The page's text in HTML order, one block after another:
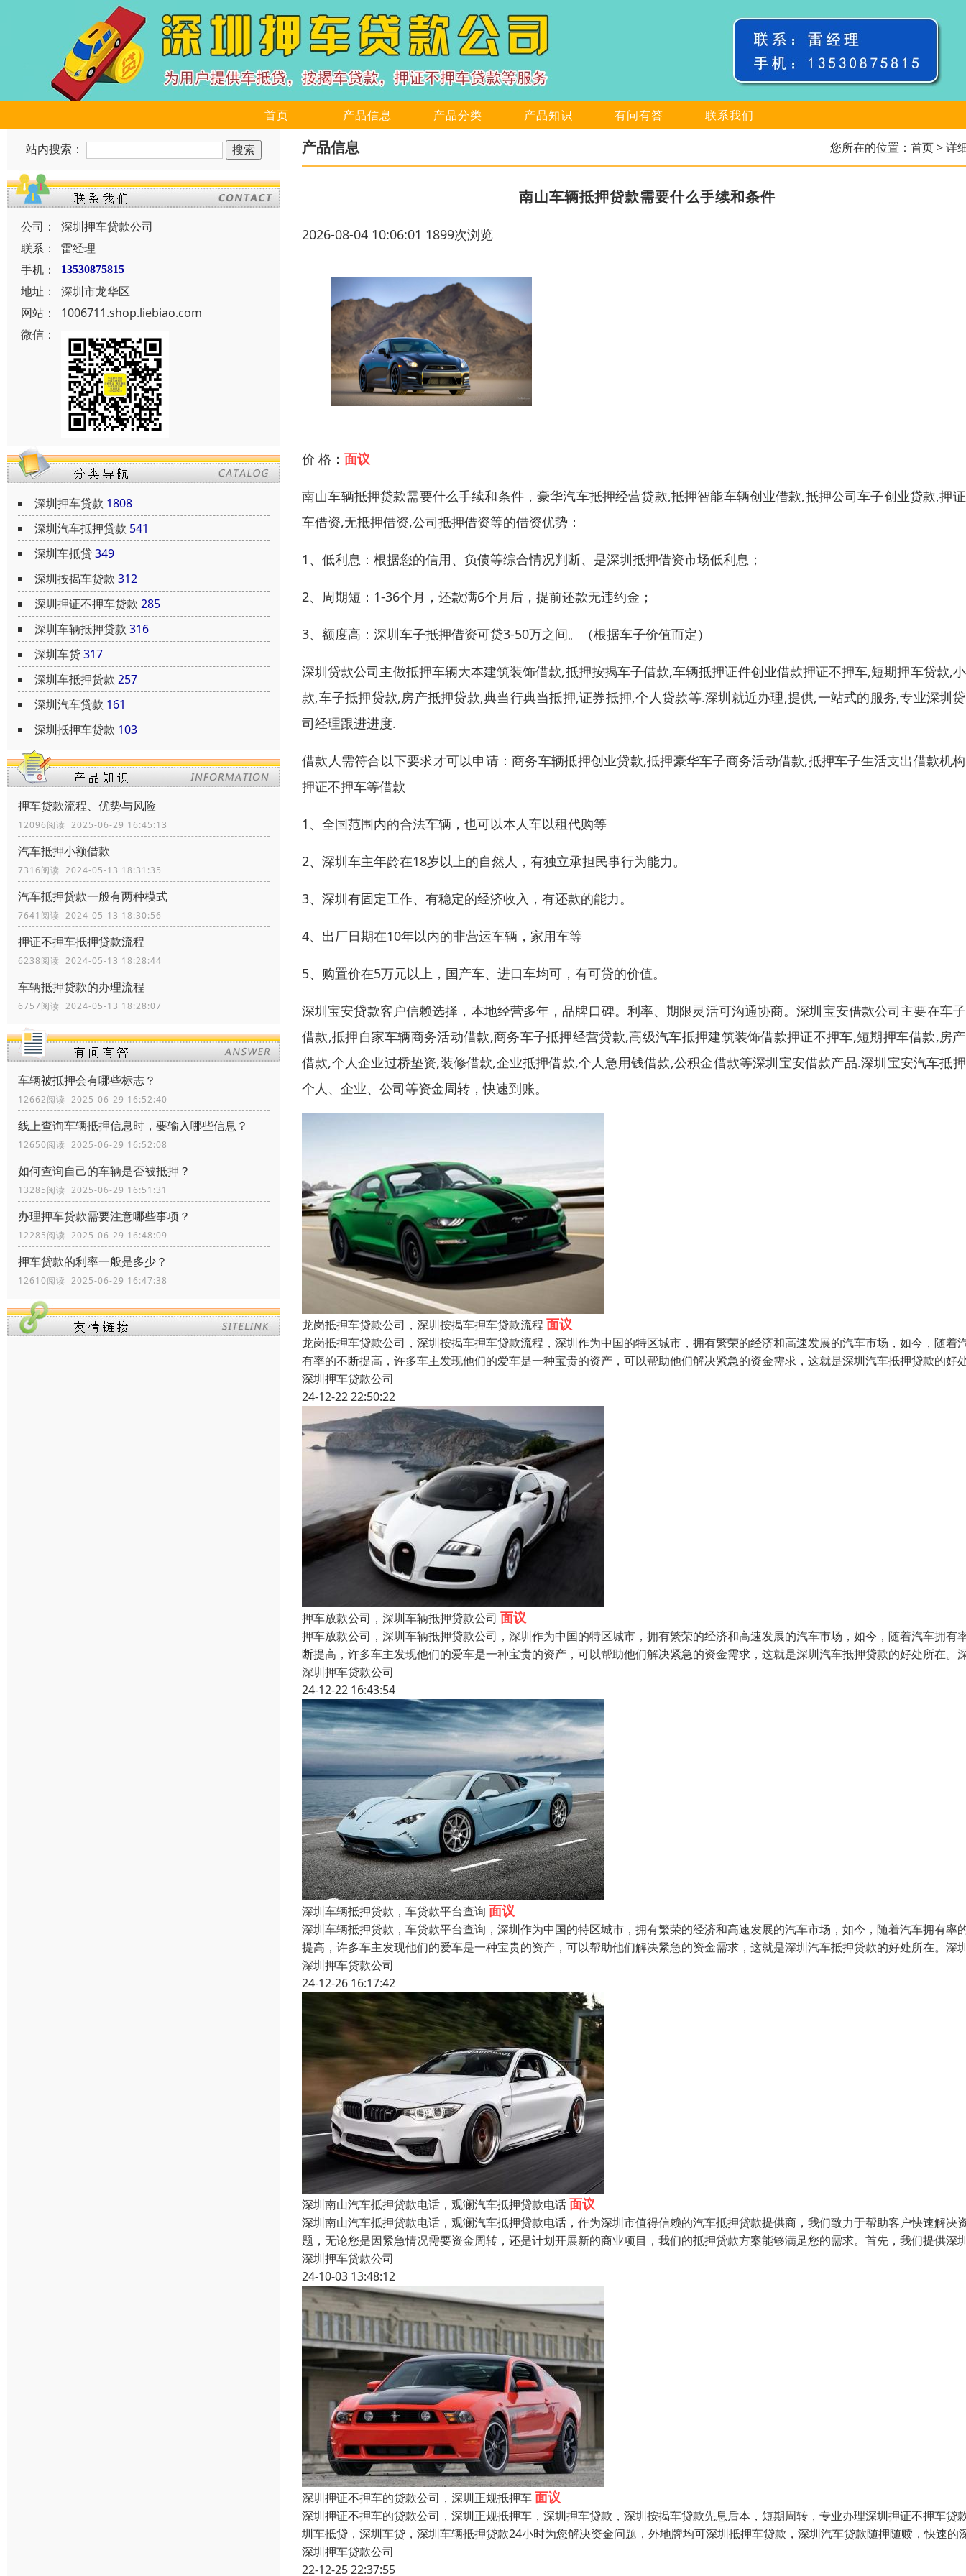
首页 产品信息 产品分类 产品知识 有问有答 联系我们
站内搜索：
公司：
深圳押车贷款公司
联系：
雷经理
手机：
13530875815
地址：
深圳市龙华区
网站：
1006711.shop.liebiao.com
微信：
深圳押车贷款 1808
深圳汽车抵押贷款 541
深圳车抵贷349
深圳按揭车贷款 312
深圳押证不押车贷款 285
深圳车辆抵押贷款 316
深圳车贷317
深圳车抵押贷款 257
深圳汽车贷款 161
深圳抵押车贷款 103
押车贷款流程、优势与风险
12096阅读 2025-06-29 16:45:13
汽车抵押小额借款
7316阅读 2024-05-13 18:31:35
汽车抵押贷款一般有两种模式
7641阅读 2024-05-13 18:30:56
押证不押车抵押贷款流程
6238阅读 2024-05-13 18:28:44
车辆抵押贷款的办理流程
6757阅读 2024-05-13 18:28:07
车辆被抵押会有哪些标志？
12662阅读 2025-06-29 16:52:40
线上查询车辆抵押信息时，要输入哪些信息？
12650阅读 2025-06-29 16:52:08
如何查询自己的车辆是否被抵押？
13285阅读 2025-06-29 16:51:31
办理押车贷款需要注意哪些事项？
12285阅读 2025-06-29 16:48:09
押车贷款的利率一般是多少？
12610阅读 2025-06-29 16:47:38
产品信息 您所在的位置： 首页> 详
南山车辆抵押贷款需要什么手续和条件
2026-08-04 10:06:01 1899次浏览
价 格： 面议
南山车辆抵押贷款需要什么手续和条件， 豪华汽车抵押经营贷款,抵押智能车辆创业借款,抵押公司车子创业贷款,押
车借资,无抵押借资,公司抵押借资等的借资优势：
1、低利息：根据您的信用、负债等综合情况判断、是深圳抵押借资市场低利息；
2、周期短：1-36个月，还款满6个月后，提前还款无违约金；
3、额度高：深圳车子抵押借资可贷3-50万之间。（根据车子价值而定）
深圳贷款公司主做抵押车辆大本建筑装饰借款,抵押按揭车子借款,车辆抵押证件创业借款押证不押车,短期押车贷款,
款,车子抵押贷款,房产抵押贷款,典当行典当抵押,证券抵押,个人贷款等.深圳就近办理,提供,一站式的服务,专业深圳
司经理跟进进度.
借款人需符合以下要求才可以申请：商务车辆抵押创业贷款,抵押豪华车子商务活动借款,抵押车子生活支出借款机
押证不押车等借款
1、全国范围内的合法车辆，也可以本人车以租代购等
2、深圳车主年龄在18岁以上的自然人，有独立承担民事行为能力。
3、深圳有固定工作、有稳定的经济收入，有还款的能力。
4、出厂日期在10年以内的非营运车辆，家用车等
5、购置价在5万元以上，国产车、进口车均可，有可贷的价值。
深圳宝安贷款客户信赖选择，本地经营多年，品牌口碑。利率、期限灵活可沟通协商。深圳宝安借款公司主要在车
借款,抵押自家车辆商务活动借款,商务车子抵押经营贷款,高级汽车抵押建筑装饰借款押证不押车,短期押车借款,房
借款,个人企业过桥垫资,装修借款,企业抵押借款,个人急用钱借款,公积金借款等深圳宝安借款产品.深圳宝安汽车抵
个人、企业、公司等资金周转，快速到账。
龙岗抵押车贷款公司，深圳按揭车押车贷款流程 面议
龙岗抵押车贷款公司，深圳按揭车押车贷款流程，深圳作为中国的特区城市，拥有繁荣的经济和高速发展的汽车市场，如今，随着
有率的不断提高，许多车主发现他们的爱车是一种宝贵的资产，可以帮助他们解决紧急的资金需求，这就是深圳汽车抵押贷款的好
深圳押车贷款公司
24-12-22 22:50:22
押车放款公司，深圳车辆抵押贷款公司 面议
押车放款公司，深圳车辆抵押贷款公司，深圳作为中国的特区城市，拥有繁荣的经济和高速发展的汽车市场，如今，随着汽车拥有
断提高，许多车主发现他们的爱车是一种宝贵的资产，可以帮助他们解决紧急的资金需求，这就是深圳汽车抵押贷款的好处所在。
深圳押车贷款公司
24-12-22 16:43:54
深圳车辆抵押贷款，车贷款平台查询 面议
深圳车辆抵押贷款，车贷款平台查询，深圳作为中国的特区城市，拥有繁荣的经济和高速发展的汽车市场，如今，随着汽车拥有率
提高，许多车主发现他们的爱车是一种宝贵的资产，可以帮助他们解决紧急的资金需求，这就是深圳汽车抵押贷款的好处所在。深
深圳押车贷款公司
24-12-26 16:17:42
深圳南山汽车抵押贷款电话，观澜汽车抵押贷款电话面议
深圳南山汽车抵押贷款电话，观澜汽车抵押贷款电话，作为深圳市值得信赖的汽车抵押贷款提供商，我们致力于帮助客户快速解决
题，无论您是因紧急情况需要资金周转，还是计划开展新的商业项目，我们的抵押贷款方案能够满足您的需求。首先，我们提供深
深圳押车贷款公司
24-10-03 13:48:12
深圳押证不押车的贷款公司，深圳正规抵押车面议
深圳押证不押车的贷款公司，深圳正规抵押车，深圳押车贷款，深圳按揭车贷款先息后本，短期周转，专业办理深圳押证不押车贷
圳车抵贷，深圳车贷，深圳车辆抵押贷款24小时为您解决资金问题，外地牌均可深圳抵押车贷款，深圳汽车贷款随押随赎，快速的
深圳押车贷款公司
22-12-25 22:37:55